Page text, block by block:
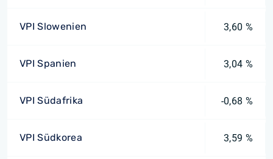
VPI Slowenien 3,60 %
VPI Spanien 3,04 %
VPI Südafrika -0,68 %
VPI Südkorea 3,59 %